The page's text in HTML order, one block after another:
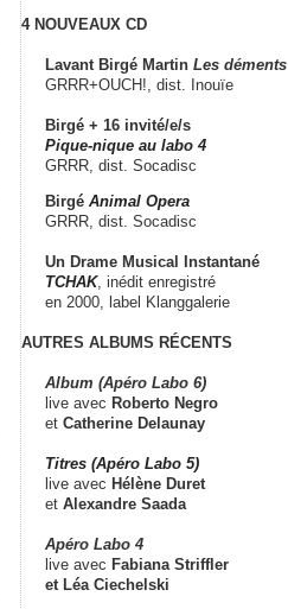
4 NOUVEAUX CD
Lavant Birgé Martin Les déments
GRRR+OUCH!, dist. Inouïe
Birgé + 16 invité/e/s
Pique-nique au labo 4
GRRR, dist. Socadisc
Birgé Animal Opera
GRRR, dist. Socadisc
Un Drame Musical Instantané
TCHAK, inédit enregistré
en 2000, label Klanggalerie
AUTRES ALBUMS RÉCENTS
Album (Apéro Labo 6)
live avec Roberto Negro
et Catherine Delaunay
Titres (Apéro Labo 5)
live avec Hélène Duret
et Alexandre Saada
Apéro Labo 4
live avec Fabiana Striffler
et Léa Ciechelski